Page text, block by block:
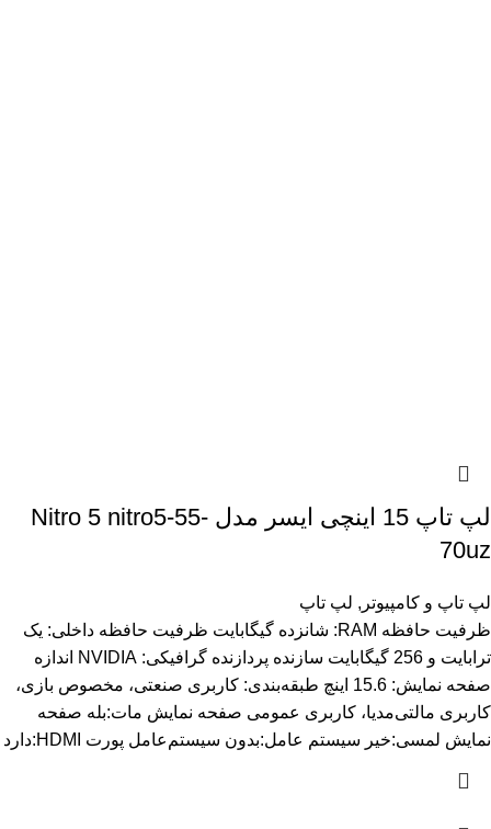
لپ تاپ 15 اینچی ایسر مدل Nitro 5 nitro5-55-
70uz
لپ تاپ و کامپیوتر , لپ تاپ
ظرفیت حافظه RAM: شانزده گیگابایت ظرفیت حافظه داخلی: یک
ترابایت و 256 گیگابایت سازنده پردازنده گرافیکی: NVIDIA اندازه
صفحه نمایش: 15.6 اینچ طبقه‌بندی: کاربری صنعتی، مخصوص بازی،
کاربری مالتی‌مدیا، کاربری عمومی صفحه نمایش مات:بله صفحه
نمایش لمسی:خیر سیستم عامل:بدون سیستم‌عامل پورت HDMI:دارد